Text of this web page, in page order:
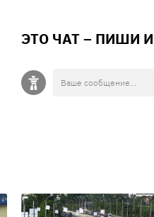
ЭТО ЧАТ – ПИШИ И